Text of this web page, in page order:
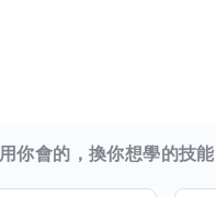
用你會的，換你想學的技能